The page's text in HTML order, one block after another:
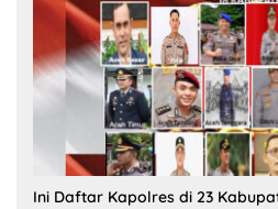
Ini Daftar Kapolres di 23